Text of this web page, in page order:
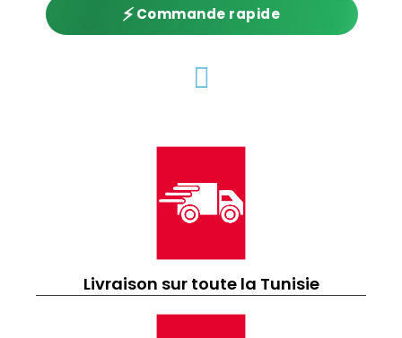
⚡ Commande rapide
Livraison sur toute la Tunisie